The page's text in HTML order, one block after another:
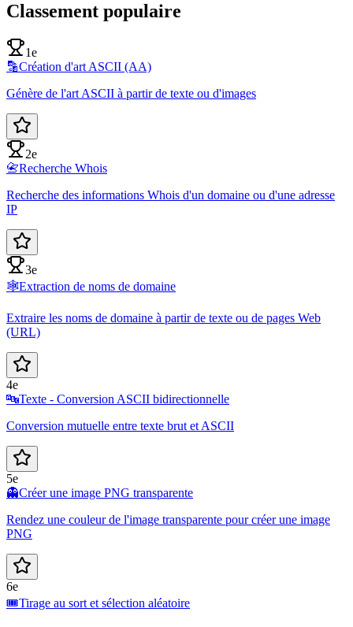
Classement populaire
1e
🔡Création d'art ASCII (AA)
Génère de l'art ASCII à partir de texte ou d'images
2e
📇Recherche Whois
Recherche des informations Whois d'un domaine ou d'une adresse
IP
3e
🕸️Extraction de noms de domaine
Extraire les noms de domaine à partir de texte ou de pages Web
(URL)
4e
🔤Texte - Conversion ASCII bidirectionnelle
Conversion mutuelle entre texte brut et ASCII
5e
👻Créer une image PNG transparente
Rendez une couleur de l'image transparente pour créer une image
PNG
6e
🎟️Tirage au sort et sélection aléatoire